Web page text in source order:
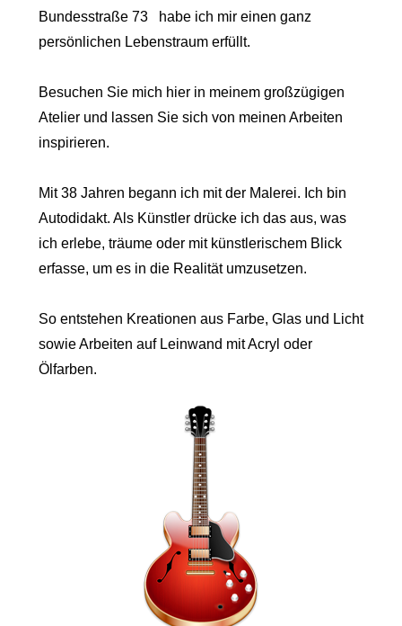
Bundesstraße 73 habe ich mir einen ganz
persönlichen Lebenstraum erfüllt.
Besuchen Sie mich hier in meinem großzügigen
Atelier und lassen Sie sich von meinen Arbeiten
inspirieren.
Mit 38 Jahren begann ich mit der Malerei. Ich bin
Autodidakt. Als Künstler drücke ich das aus, was
ich erlebe, träume oder mit künstlerischem Blick
erfasse, um es in die Realität umzusetzen.
So entstehen Kreationen aus Farbe, Glas und Licht
sowie Arbeiten auf Leinwand mit Acryl oder
Ölfarben.